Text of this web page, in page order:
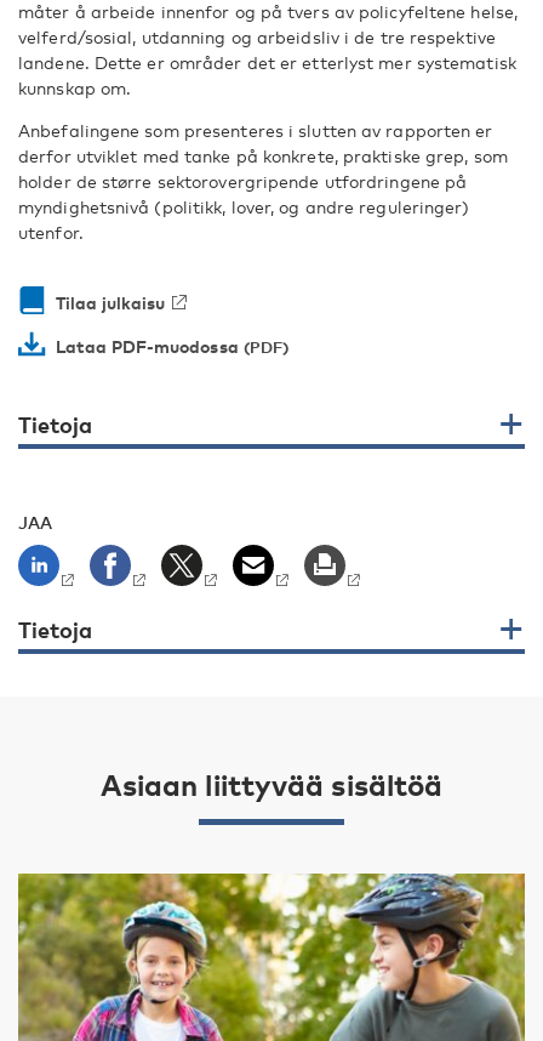
måter å arbeide innenfor og på tvers av policyfeltene helse,
velferd/sosial, utdanning og arbeidsliv i de tre respektive
landene. Dette er områder det er etterlyst mer systematisk
kunnskap om.
Anbefalingene som presenteres i slutten av rapporten er
derfor utviklet med tanke på konkrete, praktiske grep, som
holder de større sektorovergripende utfordringene på
myndighetsnivå (politikk, lover, og andre reguleringer)
utenfor.
Tilaa julkaisu
Lataa PDF-muodossa
Tietoja
JAA
Tietoja
Asiaan liittyvää sisältöä